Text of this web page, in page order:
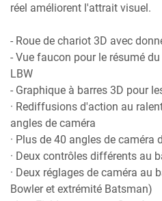
réel améliorent l'attrait visuel.
- Roue de chariot 3D avec
- Vue faucon pour le résumé
LBW
- Graphique à barres 3D pour
· Rediffusions d'action au
angles de caméra
· Plus de 40 angles de caméra
· Deux contrôles différents au
· Deux réglages de caméra au
Bowler et extrémité Batsman)